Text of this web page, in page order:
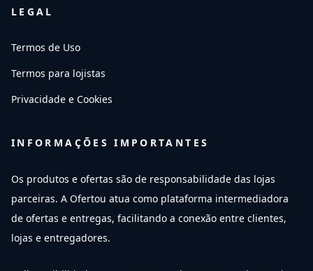
LEGAL
Termos de Uso
Termos para lojistas
Privacidade e Cookies
INFORMAÇÕES IMPORTANTES
Os produtos e ofertas são de responsabilidade das lojas
parceiras. A Ofertou atua como plataforma intermediadora
de ofertas e entregas, facilitando a conexão entre clientes,
lojas e entregadores.